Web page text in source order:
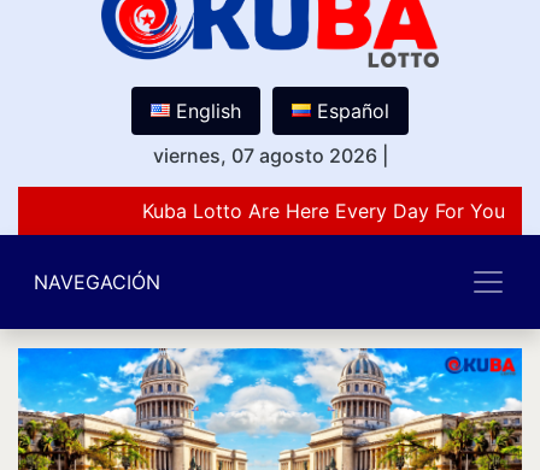
English
Español
viernes, 07 agosto 2026
Kuba Lotto Are Here Every Day For You
NAVEGACIÓN